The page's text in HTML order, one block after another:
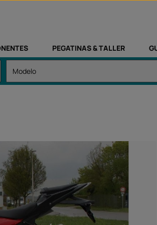
PEGATINAS & TALLER